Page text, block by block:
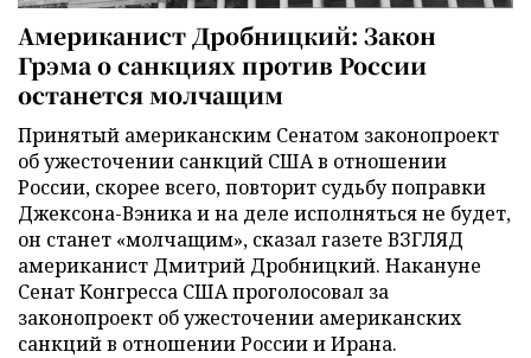
Американист Дробницкий: Закон
Грэма о санкциях против России
останется молчащим
Принятый американским Сенатом законопроект
об ужесточении санкций США в отношении
России, скорее всего, повторит судьбу поправки
Джексона-Вэника и на деле исполняться не будет,
он станет «молчащим», сказал газете ВЗГЛЯД
американист Дмитрий Дробницкий. Накануне
Сенат Конгресса США проголосовал за
законопроект об ужесточении американских
санкций в отношении России и Ирана.